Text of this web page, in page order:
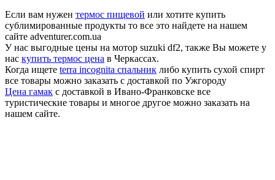
Если вам нужен термос пищевой или хотите купить
сублимированные продукты то все это найдете на нашем
сайте adventurer.com.ua
У нас выгодные цены на мотор suzuki df2, также Вы можете у
нас купить термос цена в Черкассах.
Когда ищете terra incognita спальник либо купить сухой спирт
все товары можно заказать с доставкой по Ужгороду
Цена гамак с доставкой в Ивано-Франковске все
туристические товары и многое другое можно заказать на
нашем сайте.